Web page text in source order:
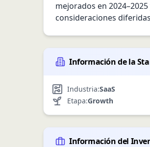
mejorados en
consideraciones
Información de la
Industria:SaaS
Etapa:Growth
Información del